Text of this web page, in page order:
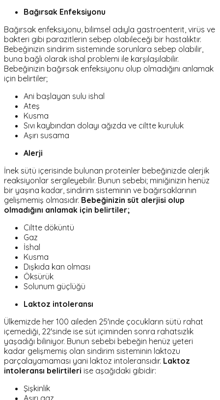
Bağırsak Enfeksiyonu
Bağırsak enfeksiyonu, bilimsel adıyla gastroenterit, virüs ve
bakteri gibi parazitlerin sebep olabileceği bir hastalıktır.
Bebeğinizin sindirim sisteminde sorunlara sebep olabilir,
buna bağlı olarak ishal problemi ile karşılaşılabilir.
Bebeğinizin bağırsak enfeksiyonu olup olmadığını anlamak
için belirtiler;
Ani başlayan sulu ishal
Ateş
Kusma
Sıvı kaybından dolayı ağızda ve ciltte kuruluk
Aşırı susama
Alerji
İnek sütü içerisinde bulunan proteinler bebeğinizde alerjik
reaksiyonlar sergileyebilir. Bunun sebebi; miniğinizin henüz
bir yaşına kadar, sindirim sisteminin ve bağırsaklarının
gelişmemiş olmasıdır. Bebeğinizin süt alerjisi olup
olmadığını anlamak için belirtiler;
Ciltte döküntü
Gaz
İshal
Kusma
Dışkıda kan olması
Öksürük
Solunum güçlüğü
Laktoz intoleransı
Ülkemizde her 100 aileden 25'inde çocukların sütü rahat
içemediği, 22'sinde ise süt içiminden sonra rahatsızlık
yaşadığı biliniyor. Bunun sebebi bebeğin henüz yeteri
kadar gelişmemiş olan sindirim sisteminin laktozu
parçalayamaması yani laktoz intoleransıdır. Laktoz
intoleransı belirtileri ise aşağıdaki gibidir:
Şişkinlik